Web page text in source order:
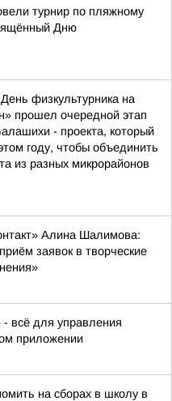
турнир по пляжному
Дню
физкультурника на
прошел очередной этап
- проекта, который
году, чтобы объединить
из разных микрорайонов
Алина Шалимова:
заявок в творческие
- всё для управления
приложении
на сборах в школу в